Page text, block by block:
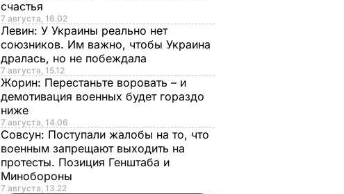
счастья
7 августа, 16.02
Левин: У Украины реально нет
союзников. Им важно, чтобы Украина
дралась, но не побеждала
7 августа, 15.12
Жорин: Перестаньте воровать – и
демотивация военных будет гораздо
ниже
7 августа, 14.06
Совсун: Поступали жалобы на то, что
военным запрещают выходить на
протесты. Позиция Генштаба и
Минобороны
7 августа, 13.22